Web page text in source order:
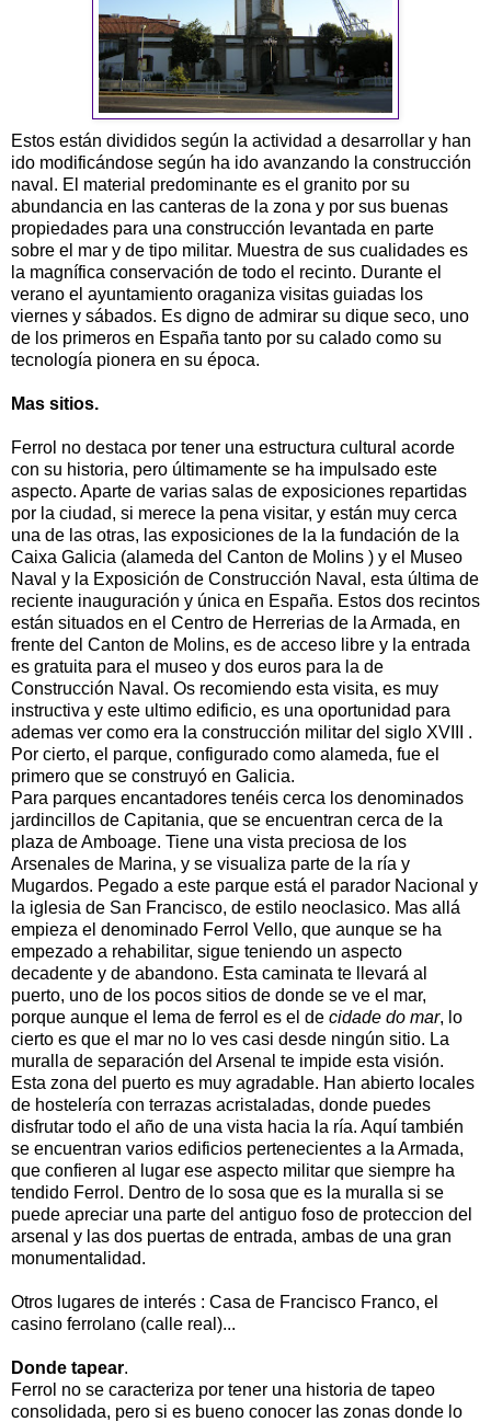
Estos están divididos según la actividad a desarrollar y han
ido modificándose según ha ido avanzando la construcción
naval. El material predominante es el granito por su
abundancia en las canteras de la zona y por sus buenas
propiedades para una construcción levantada en parte
sobre el mar y de tipo militar. Muestra de sus cualidades es
la magnífica conservación de todo el recinto. Durante el
verano el ayuntamiento oraganiza visitas guiadas los
viernes y sábados. Es digno de admirar su dique seco, uno
de los primeros en España tanto por su calado como su
tecnología pionera en su época.
Mas sitios.
Ferrol no destaca por tener una estructura cultural acorde
con su historia, pero últimamente se ha impulsado este
aspecto. Aparte de varias salas de exposiciones repartidas
por la ciudad, si merece la pena visitar, y están muy cerca
una de las otras, las exposiciones de la la fundación de la
Caixa Galicia (alameda del Canton de Molins ) y el Museo
Naval y la Exposición de Construcción Naval, esta última de
reciente inauguración y única en España. Estos dos recintos
están situados en el Centro de Herrerias de la Armada, en
frente del Canton de Molins, es de acceso libre y la entrada
es gratuita para el museo y dos euros para la de
Construcción Naval. Os recomiendo esta visita, es muy
instructiva y este ultimo edificio, es una oportunidad para
ademas ver como era la construcción militar del siglo XVIII .
Por cierto, el parque, configurado como alameda, fue el
primero que se construyó en Galicia.
Para parques encantadores tenéis cerca los denominados
jardincillos de Capitania, que se encuentran cerca de la
plaza de Amboage. Tiene una vista preciosa de los
Arsenales de Marina, y se visualiza parte de la ría y
Mugardos. Pegado a este parque está el parador Nacional y
la iglesia de San Francisco, de estilo neoclasico. Mas allá
empieza el denominado Ferrol Vello, que aunque se ha
empezado a rehabilitar, sigue teniendo un aspecto
decadente y de abandono. Esta caminata te llevará al
puerto, uno de los pocos sitios de donde se ve el mar,
porque aunque el lema de ferrol es el de cidade do mar, lo
cierto es que el mar no lo ves casi desde ningún sitio. La
muralla de separación del Arsenal te impide esta visión.
Esta zona del puerto es muy agradable. Han abierto locales
de hostelería con terrazas acristaladas, donde puedes
disfrutar todo el año de una vista hacia la ría. Aquí también
se encuentran varios edificios pertenecientes a la Armada,
que confieren al lugar ese aspecto militar que siempre ha
tendido Ferrol. Dentro de lo sosa que es la muralla si se
puede apreciar una parte del antiguo foso de proteccion del
arsenal y las dos puertas de entrada, ambas de una gran
monumentalidad.
Otros lugares de interés : Casa de Francisco Franco, el
casino ferrolano (calle real)...
Donde tapear.
Ferrol no se caracteriza por tener una historia de tapeo
consolidada, pero si es bueno conocer las zonas donde lo